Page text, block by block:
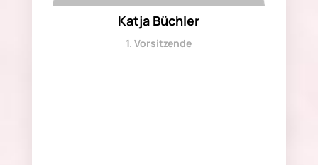
Katja Büchler
1. Vorsitzende